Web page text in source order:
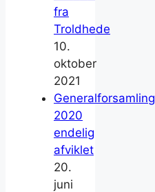
fra
Troldhede
10.
oktober
2021
Generalforsamling
2020
endelig
afviklet
20.
juni